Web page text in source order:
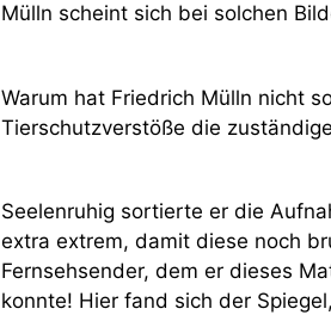
Mülln scheint sich bei solchen
Warum hat Friedrich Mülln nicht
Tierschutzverstöße die
Seelenruhig sortierte er die
extra extrem, damit diese noch
Fernsehsender, dem er dieses
konnte! Hier fand sich der